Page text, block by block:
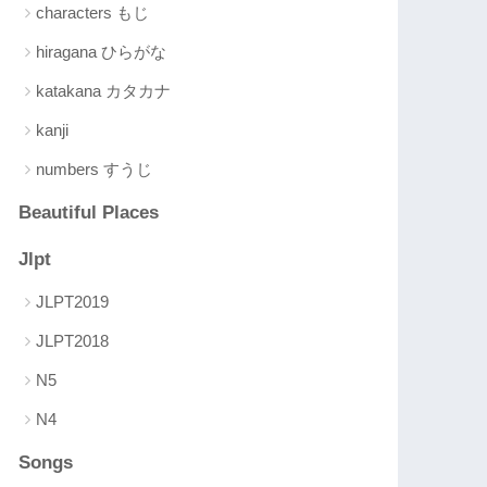
characters もじ
hiragana ひらがな
katakana カタカナ
kanji
numbers すうじ
Beautiful Places
Jlpt
JLPT2019
JLPT2018
N5
N4
Songs